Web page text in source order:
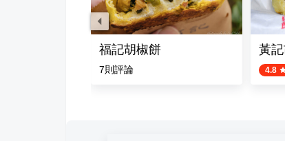
福記胡椒餅
7則評論
黃
4.8